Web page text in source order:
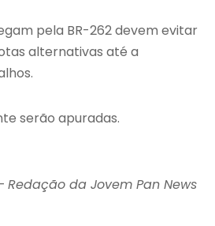
pela BR-262 devem evitar
alternativas até a
serão apuradas.
Redação da Jovem Pan News